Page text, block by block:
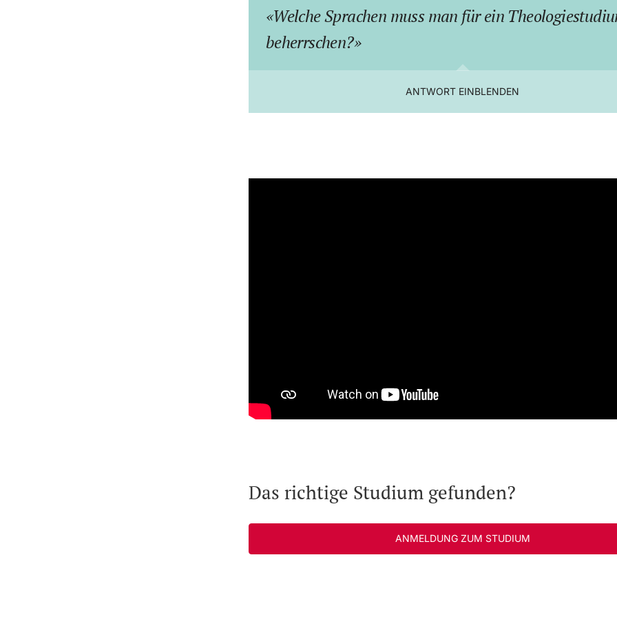
Welche Sprachen muss man für ein
beherrschen?
ANTWORT EINBLENDEN
Das richtige Studium gefunden?
ANMELDUNG ZUM STUDIUM